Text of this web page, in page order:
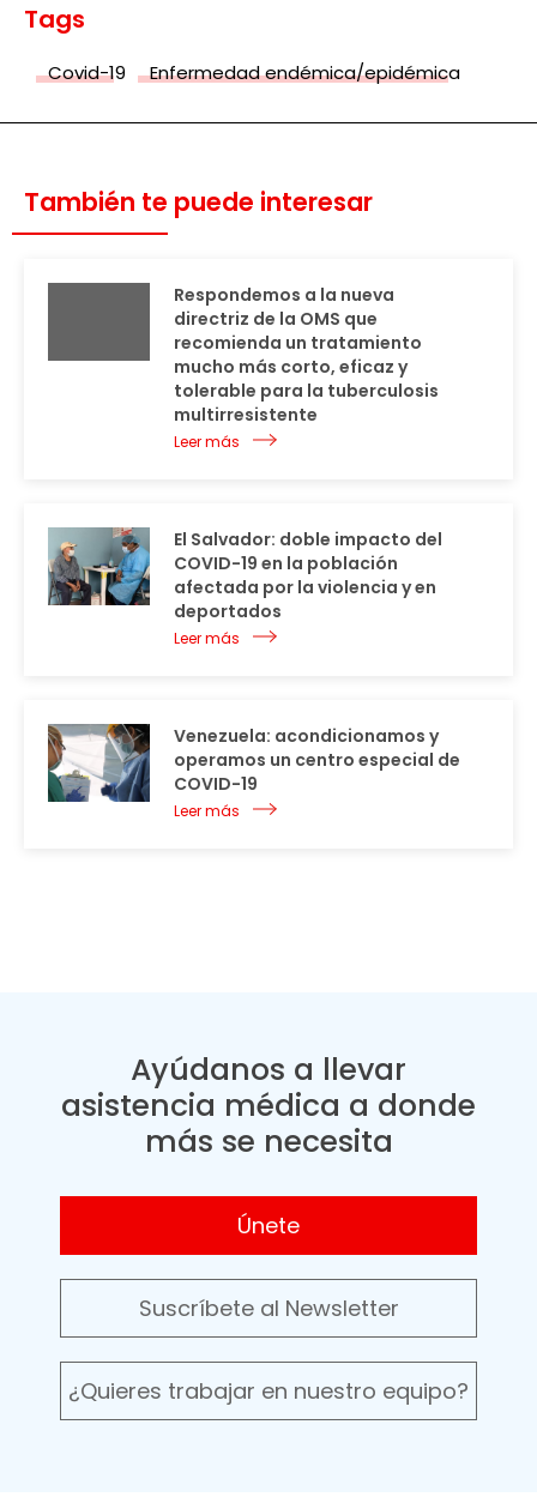
Tags
Covid-19 Enfermedad endémica/epidémica
También te puede interesar
Respondemos a la nueva
directriz de la OMS que
recomienda un tratamiento
mucho más corto, eficaz y
tolerable para la tuberculosis
multirresistente
Leer más
El Salvador: doble impacto del
COVID-19 en la población
afectada por la violencia y en
deportados
Leer más
Venezuela: acondicionamos y
operamos un centro especial de
COVID-19
Leer más
Ayúdanos a llevar
asistencia médica a donde
más se necesita
Únete
Suscríbete al Newsletter
¿Quieres trabajar en nuestro equipo?